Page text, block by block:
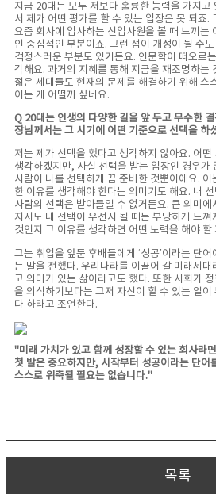
지금 20대는 모두 저보다 훌륭한 능력을 가지고
서 제가 어떤 평가를 할 수 있는 입장은 못 되죠.
요즘 회사에 입사하는 신입사원을 볼 때 느끼는
인 중심적인 부분이죠. 그런 점이 개성이 될 수
걱정스러운 부분도 있거든요. 인문학이 떠오르
각해요. 과거의 지혜를 통해 지금을 재조명하는
젊은 세대들도 현재의 문제를 해결하기 위해 스
이는 게 어떨까 싶네요.
Q 20대는 인생의 다양한 길을 앞 두고 무수한
장님께서는 그 시기에 어떤 기준으로 선택을 하
저는 제가 선택을 했다고 생각하지 않아요. 어
생각하겠지만, 사실 선택을 받는 입장인 경우가
사람이 나를 선택하게 끔 준비한 것뿐이에요.
한 이유를 생각해야 한다는 의미기도 해요. 내
사람의 선택은 받아들일 수 없거든요. 큰 의미
지시도 내 선택이 우선시 될 때는 부당하게 느
것인지 그 이유를 생각하면 어떤 노력을 해야 할
그는 취업을 앞둔 후배들에게 ‘성공’이라는 단
는 말을 전했다. 우리나라를 이끌어 갈 미래세
고 의미가 있는 삶이라고도 했다. 또한 사회가
을 의식하기보다는 그저 자신이 할 수 있는 일
다 하라고 조언한다.
"미래 가치가 있고 함께 성장할 수 있는 회사라
첫 발은 중요하지만, 시작부터 성공이라는 단어
스스로 위축될 필요는 없습니다."
목록